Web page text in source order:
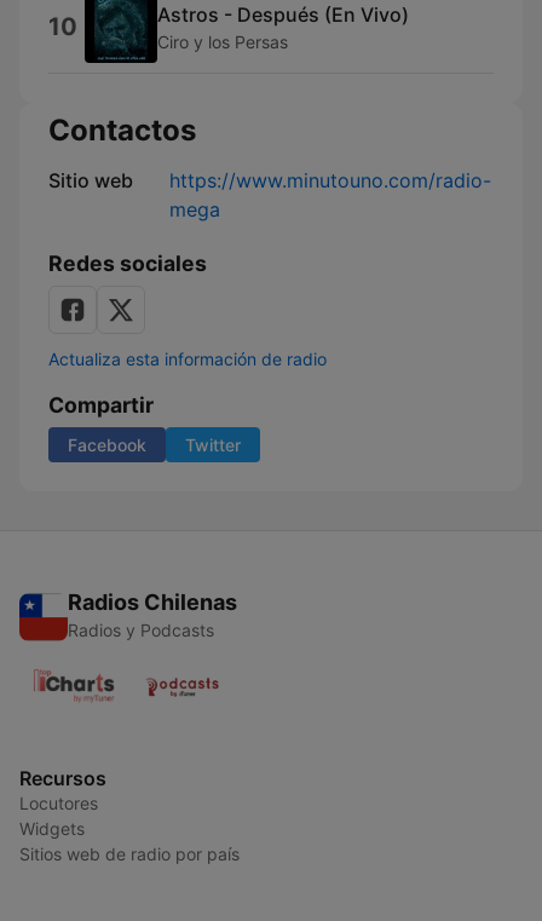
10 Astros - Después (En Vivo)
Ciro y los Persas
Contactos
Sitio web
https://www.minutouno.com/radio-
mega
Redes sociales
Actualiza esta información de radio
Compartir
Facebook Twitter
Radios Chilenas
Radios y Podcasts
Recursos
Locutores
Widgets
Sitios web de radio por país